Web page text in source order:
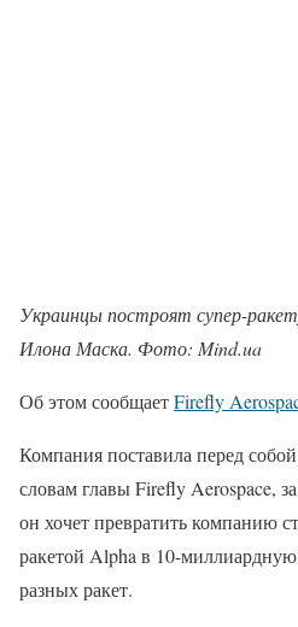
Украинцы построят супер-
Илона Маска. Фото: Mind.ua
Об этом сообщаетFirefly
Компания поставила перед
словам главы Firefly Aerospace,
он хочет превратить компанию
ракетой Alpha в 10-
разных ракет.